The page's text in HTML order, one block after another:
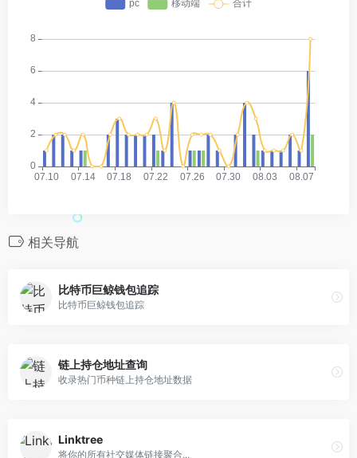
相关导航
比特币巨鲸钱包追踪
比特币巨鲸钱包追踪
链上持仓地址查询
收录热门币种链上持仓地址数据
Linktree
将你的所有社交媒体链接聚合...